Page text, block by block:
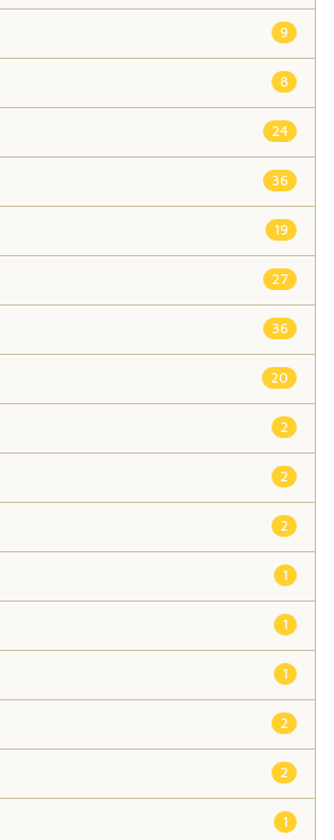
9
8
24
36
19
27
36
20
2
2
2
1
1
1
2
2
1